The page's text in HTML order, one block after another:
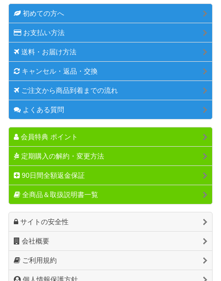
初めての方へ
お支払い方法
送料・お届け方法
キャンセル・返品・交換
ご注文から商品到着までの流れ
よくある質問
会員特典 ポイント
定期購入の解約・変更方法
90日間全額返金保証
全商品＆取扱説明書一覧
サイトの安全性
会社概要
ご利用規約